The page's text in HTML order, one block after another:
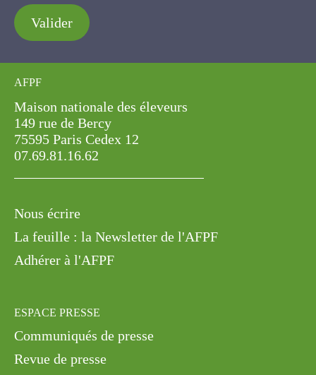
Valider
AFPF
Maison nationale des éleveurs
149 rue de Bercy
75595 Paris Cedex 12
07.69.81.16.62
Nous écrire
La feuille : la Newsletter de l'AFPF
Adhérer à l'AFPF
ESPACE PRESSE
Communiqués de presse
Revue de presse